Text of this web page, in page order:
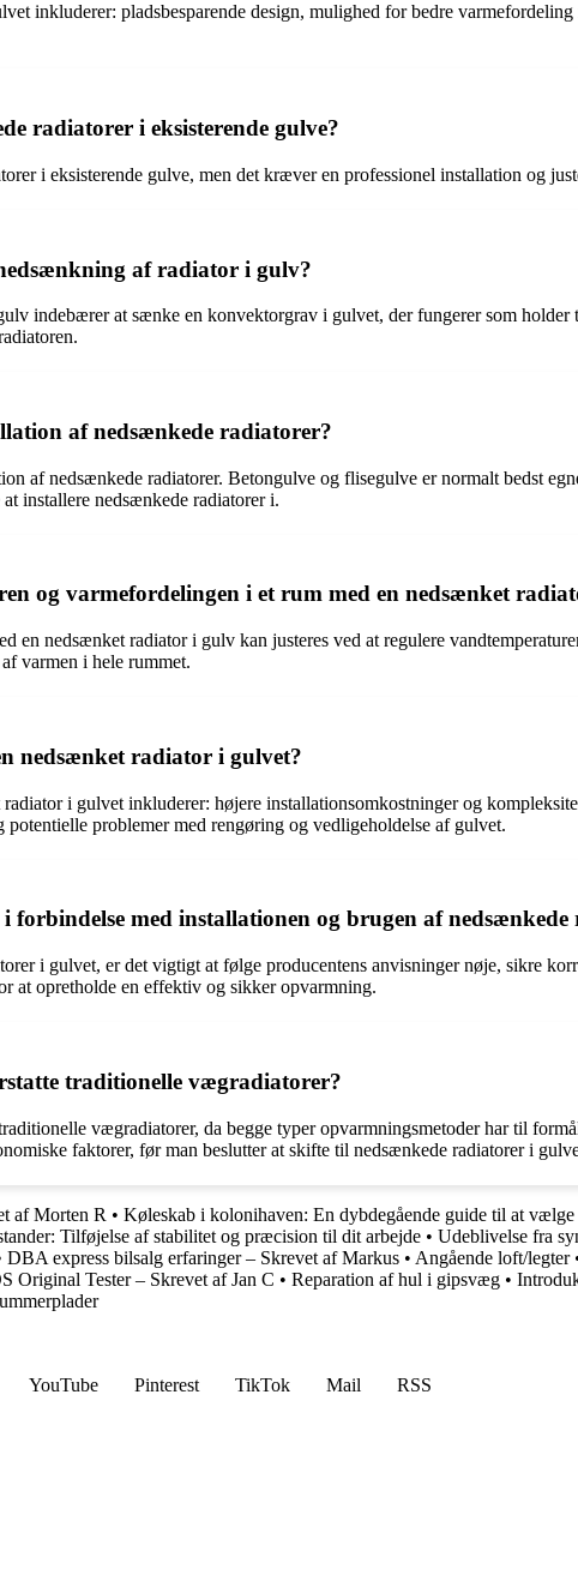
inkluderer: pladsbesparende design, mulighed for bedre
radiatorer i eksisterende gulve?
i eksisterende gulve, men det kræver en professionel installation og
af radiator i gulv?
indebærer at sænke en konvektorgrav i gulvet, der fungerer som
af nedsænkede radiatorer?
af nedsænkede radiatorer. Betongulve og flisegulve er normalt bedst
installere nedsænkede radiatorer i.
og varmefordelingen i et rum med en nedsænket
en nedsænket radiator i gulv kan justeres ved at regulere
varmen i hele rummet.
nedsænket radiator i gulvet?
i gulvet inkluderer: højere installationsomkostninger og
problemer med rengøring og vedligeholdelse af gulvet.
forbindelse med installationen og brugen af
i gulvet, er det vigtigt at følge producentens anvisninger nøje, sikre
at opretholde en effektiv og sikker opvarmning.
traditionelle vægradiatorer?
vægradiatorer, da begge typer opvarmningsmetoder har til
faktorer, før man beslutter at skifte til nedsænkede radiatorer i
af Morten R • Køleskab i kolonihaven: En dybdegående guide til at vælge
Tilføjelse af stabilitet og præcision til dit arbejde • Udeblivelse fra
DBA express bilsalg erfaringer – Skrevet af Markus • Angående loft/legter
Original Tester – Skrevet af Jan C • Reparation af hul i gipsvæg •
YouTube Pinterest TikTok Mail
RSS